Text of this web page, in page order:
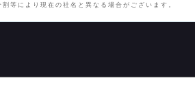
等により現在の社名と異なる場合がございます。